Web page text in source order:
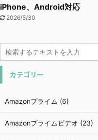
iPhone、Android対応
2026/5/30
カテゴリー
Amazonプライム (6)
Amazonプライムビデオ (23)